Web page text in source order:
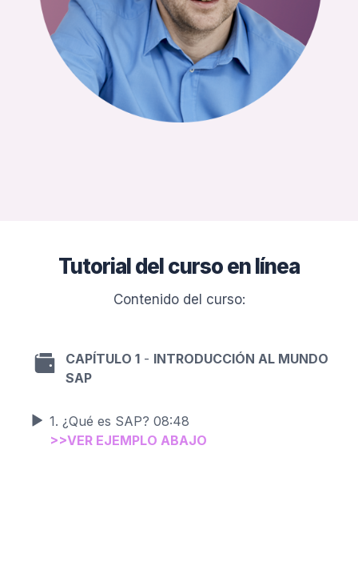
Tutorial del curso en línea
Contenido del curso:
CAPÍTULO 1- INTRODUCCIÓN AL MUNDO
SAP
1. ¿Qué es SAP? 08:48
>>VER EJEMPLO ABAJO